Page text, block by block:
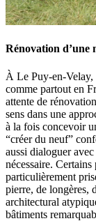
Rénovation d’une
À Le Puy-en-
comme partout en
attente de
sens dans une
à la fois concevoir
“créer du neuf”
aussi dialoguer
nécessaire.
particulièrement
pierre, de longères,
architectural
bâtiments